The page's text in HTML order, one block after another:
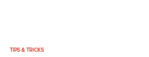
TIPS & TRICKS